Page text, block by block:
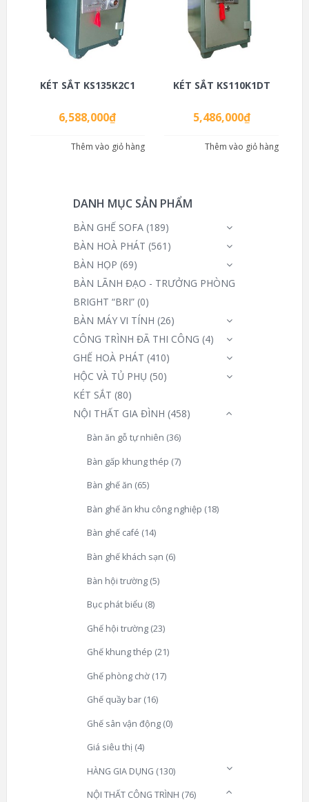
KÉT SẮT KS135K2C1
6,588,000₫
Thêm vào giỏ hàng
KÉT SẮT KS110K1DT
5,486,000₫
Thêm vào giỏ hàng
DANH MỤC SẢN PHẨM
BÀN GHẾ SOFA (189)
BÀN HOÀ PHÁT (561)
BÀN HỌP (69)
BÀN LÃNH ĐẠO - TRƯỞNG PHÒNG
BRIGHT “BRI” (0)
BÀN MÁY VI TÍNH (26)
CÔNG TRÌNH ĐÃ THI CÔNG (4)
GHẾ HOÀ PHÁT (410)
HỘC VÀ TỦ PHỤ (50)
KÉT SẮT (80)
NỘI THẤT GIA ĐÌNH (458)
Bàn ăn gỗ tự nhiên (36)
Bàn gấp khung thép (7)
Bàn ghế ăn (65)
Bàn ghế ăn khu công nghiệp (18)
Bàn ghế café (14)
Bàn ghế khách sạn (6)
Bàn hội trường (5)
Bục phát biểu (8)
Ghế hội trường (23)
Ghế khung thép (21)
Ghế phòng chờ (17)
Ghế quầy bar (16)
Ghế sân vận động (0)
Giá siêu thị (4)
HÀNG GIA DỤNG (130)
NỘI THẤT CÔNG TRÌNH (76)